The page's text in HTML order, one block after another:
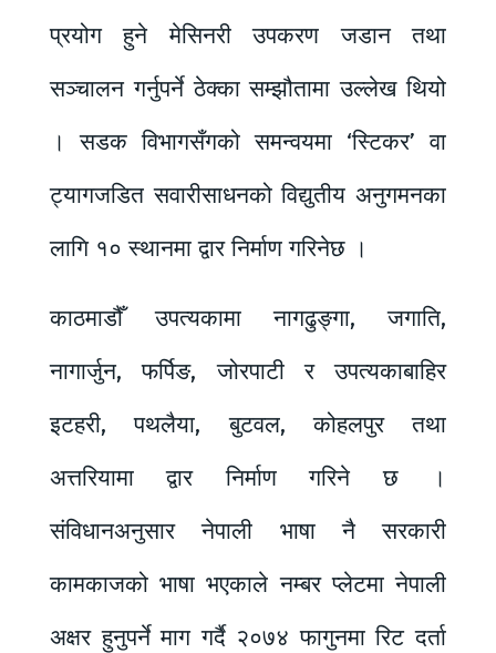
प्रयोग हुने मेसिनरी उपकरण जडान तथा
सञ्चालन गर्नुपर्ने ठेक्का सम्झौतामा उल्लेख थियो
। सडक विभागसँगको समन्वयमा ‘स्टिकर’ वा
ट्यागजडित सवारीसाधनको विद्युतीय अनुगमनका
लागि १० स्थानमा द्वार निर्माण गरिनेछ ।
काठमाडौँ उपत्यकामा नागढुङ्गा, जगाति,
नागार्जुन, फर्पिङ, जोरपाटी र उपत्यकाबाहिर
इटहरी, पथलैया, बुटवल, कोहलपुर तथा
अत्तरियामा द्वार निर्माण गरिने छ ।
संविधानअनुसार नेपाली भाषा नै सरकारी
कामकाजको भाषा भएकाले नम्बर प्लेटमा नेपाली
अक्षर हुनुपर्ने माग गर्दै २०७४ फागुनमा रिट दर्ता